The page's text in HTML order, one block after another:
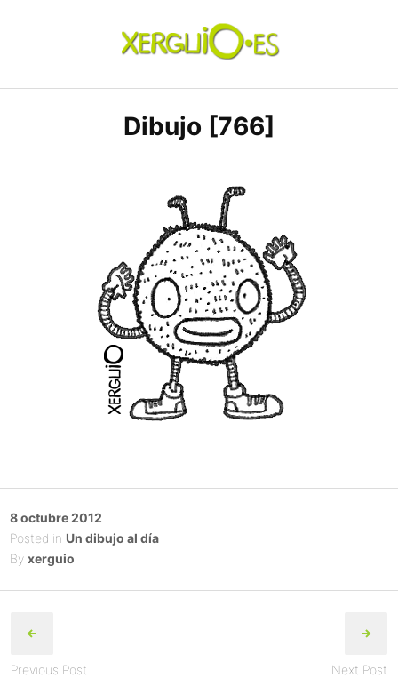
xerguio.ES | ilustración
Dibujo [766]
Posted
on
8 octubre 2012
Posted in Un dibujo al día
By xerguio
navigation
Previous Post Next Post